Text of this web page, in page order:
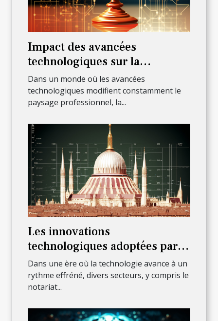
Impact des avancées
technologiques sur la
profession d'avocat à Lyon
Dans un monde où les avancées
technologiques modifient constamment le
paysage professionnel, la...
Les innovations
technologiques adoptées par
les notaires à Paris 6ème pour
améliorer leur service
Dans une ère où la technologie avance à un
rythme effréné, divers secteurs, y compris le
notariat...